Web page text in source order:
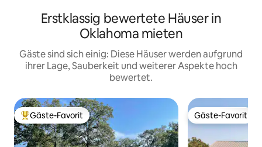
Erstklassig bewertete Häuser in
Oklahoma mieten
Gäste sind sich einig: Diese Häuser werden aufgrund
ihrer Lage, Sauberkeit und weiterer Aspekte hoch
bewertet.
Beliebter Gäste-Favorit.
Gäste-Favorit Gäste-Favorit
Gäste-Favorit